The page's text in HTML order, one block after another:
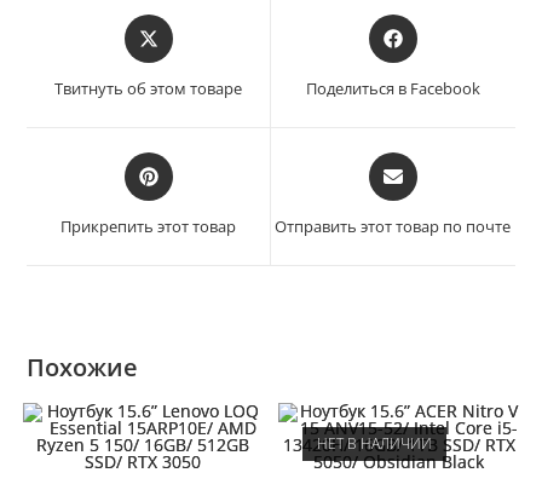
Твитнуть об этом товаре Поделиться в Facebook
Прикрепить этот товар Отправить этот товар по почте
Похожие
НЕТ В НАЛИЧИИ